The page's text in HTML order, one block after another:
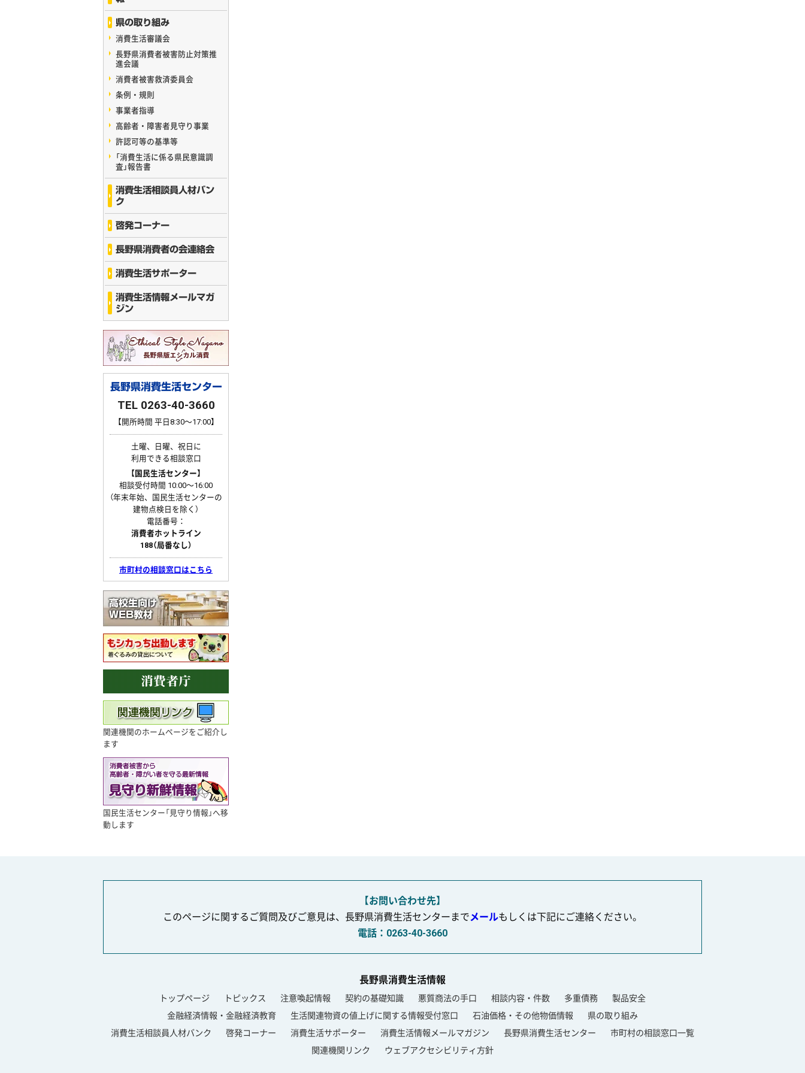
県の取り組み
消費生活審議会
長野県消費者被害防止対策推
進会議
消費者被害救済委員会
条例・規則
事業者指導
高齢者・障害者見守り事業
許認可等の基準等
「消費生活に係る県民意識調
査」報告書
消費生活相談員人材バン
ク
啓発コーナー
長野県消費者の会連絡会
消費生活サポーター
消費生活情報メールマガ
ジン
長野県消費生活センター
TEL 0263-40-3660
【開所時間 平日8:30〜17:00】
土曜、日曜、祝日に
利用できる相談窓口
【国民生活センター】
相談受付時間 10:00〜16:00
（年末年始、国民生活センターの
建物点検日を除く）
電話番号：
消費者ホットライン
188（局番なし）
市町村の相談窓口はこちら
関連機関のホームページをご紹介し
ます
国民生活センター「見守り情報」へ移
動します
【お問い合わせ先】
このページに関するご質問及びご意見は、長野県消費生活センターまでメールもしくは下記にご連絡ください。
電話：0263-40-3660
長野県消費生活情報
トップページ トピックス 注意喚起情報 契約の基礎知識 悪質商法の手口 相談内容・件数 多重債務
製品安全
金融経済情報・金融経済教育
生活関連物資の値上げに関する情報受付窓口 石油価格・その他物価情報
県の取り組み
消費生活相談員人材バンク
啓発コーナー 消費生活サポーター 消費生活情報メールマガジン 長野県消費生活センター
市町村の相談窓口一覧
関連機関リンク
ウェブアクセシビリティ方針